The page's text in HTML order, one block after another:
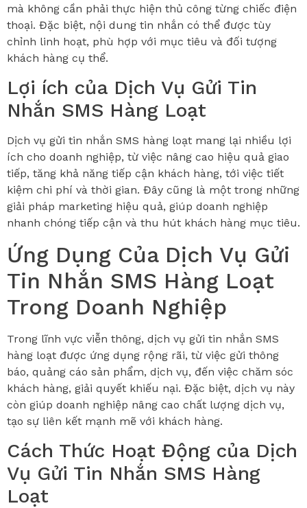
mà không cần phải thực hiện thủ công từng chiếc điện
thoại. Đặc biệt, nội dung tin nhắn có thể được tùy
chỉnh linh hoạt, phù hợp với mục tiêu và đối tượng
khách hàng cụ thể.
Lợi ích của Dịch Vụ Gửi Tin
Nhắn SMS Hàng Loạt
Dịch vụ gửi tin nhắn SMS hàng loạt mang lại nhiều lợi
ích cho doanh nghiệp, từ việc nâng cao hiệu quả giao
tiếp, tăng khả năng tiếp cận khách hàng, tới việc tiết
kiệm chi phí và thời gian. Đây cũng là một trong những
giải pháp marketing hiệu quả, giúp doanh nghiệp
nhanh chóng tiếp cận và thu hút khách hàng mục tiêu.
Ứng Dụng Của Dịch Vụ Gửi
Tin Nhắn SMS Hàng Loạt
Trong Doanh Nghiệp
Trong lĩnh vực viễn thông, dịch vụ gửi tin nhắn SMS
hàng loạt được ứng dụng rộng rãi, từ việc gửi thông
báo, quảng cáo sản phẩm, dịch vụ, đến việc chăm sóc
khách hàng, giải quyết khiếu nại. Đặc biệt, dịch vụ này
còn giúp doanh nghiệp nâng cao chất lượng dịch vụ,
tạo sự liên kết mạnh mẽ với khách hàng.
Cách Thức Hoạt Động của Dịch
Vụ Gửi Tin Nhắn SMS Hàng
Loạt